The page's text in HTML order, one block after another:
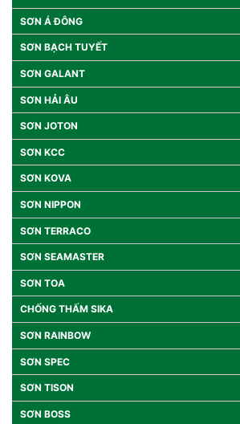
SƠN Á ĐÔNG
SƠN BẠCH TUYẾT
SƠN GALANT
SƠN HẢI ÂU
SƠN JOTON
SƠN KCC
SƠN KOVA
SƠN NIPPON
SƠN TERRACO
SƠN SEAMASTER
SƠN TOA
CHỐNG THẤM SIKA
SƠN RAINBOW
SƠN SPEC
SƠN TISON
SƠN BOSS